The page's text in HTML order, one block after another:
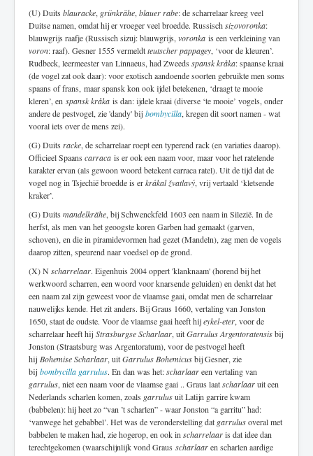
(U) Duits blauracke, grünkrähe, blauer rabe: de scharrelaar kreeg veel
Duitse namen, omdat hij er vroeger veel broedde. Russisch sizovoronka:
blauwgrijs raafje (Russisch sizuj: blauwgrijs, voronka is een verkleining van
voron: raaf). Gesner 1555 vermeldtteutscher pappagey, ‘voor de kleuren’.
Rudbeck, leermeester van Linnaeus, had Zweeds spansk kråka: spaanse kraai
(de vogel zat ook daar): voor exotisch aandoende soorten gebruikte men soms
spaans of frans, maar spansk kon ook ijdel betekenen, ‘draagt te mooie
kleren’, en spansk kråka is dan: ijdele kraai (diverse ‘te mooie’ vogels, onder
andere de pestvogel, zie 'dandy' bij bombycilla, kregen dit soort namen - wat
vooral iets over de mens zei).
(G) Duits racke, de scharrelaar roept een typerend rack (en variaties daarop).
Officieel Spaans carraca is er ook een naam voor, maar voor het ratelende
karakter ervan (als gewoon woord betekent carraca ratel). Uit de tijd dat de
vogel nog in Tsjechië broedde is erkrákal žvatlavý, vrij vertaald ‘kletsende
kraker’.
(G) Duits mandelkrähe, bij Schwenckfeld 1603 een naam in Silezië. In de
herfst, als men van het geoogste koren Garben had gemaakt (garven,
schoven), en die in piramidevormen had gezet (Mandeln), zag men de vogels
daarop zitten, speurend naar voedsel op de grond.
(X) Nscharrelaar. Eigenhuis 2004 oppert 'klanknaam' (horend bij het
werkwoord scharren, een woord voor knarsende geluiden) en denkt dat het
een naam zal zijn geweest voor de vlaamse gaai, omdat men de scharrelaar
nauwelijks kende. Het zit anders. Bij Graus 1660, vertaling van Jonston
1650, staat de oudste. Voor de vlaamse gaai heeft hijeykel-eter, voor de
scharrelaar heeft hij Strasburgse Scharlaar, uitGarrulus Argentoratensisbij
Jonston (Straatsburg was Argentoratum), voor de pestvogel heeft
hij Bohemise Scharlaar, uitGarrulus Bohemicusbij Gesner, zie
bij bombycilla garrulus. En dan was het:scharlaareen vertaling van
garrulus, niet een naam voor de vlaamse gaai .. Graus laatscharlaaruit een
Nederlands scharlen komen, zoals garrulusuit Latijn garrire kwam
(babbelen): hij heet zo “van ’t scharlen” - waar Jonston “a garritu” had:
‘vanwege het gebabbel’. Het was de veronderstelling dat garrulusoveral met
babbelen te maken had, zie hogerop, en ook in scharrelaaris dat idee dan
terechtgekomen (waarschijnlijk vond Graus scharlaaren scharlen aardige